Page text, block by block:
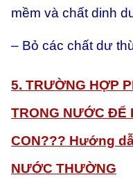
mềm và chất dinh
– Bỏ các chất dư
5. TRƯỜNG HỢP
TRONG NƯỚC ĐỂ
CON??? Hướng
NƯỚC THƯỜNG